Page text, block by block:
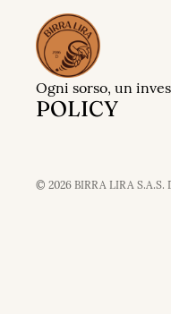
Ogni sorso, un
POLICY
© 2026 BIRRA LIRA S.A.S.